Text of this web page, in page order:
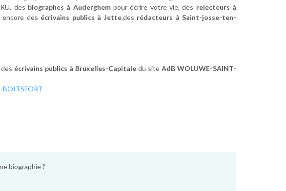
des biographes à Auderghempour écrire votre vie, des relecteurs à
des écrivains publics à Jette.des rédacteurs à Saint-josse-ten-
écrivains publics à Bruxelles-Capitaledu siteAdB WOLUWE-SAINT-
BOITSFORT
biographie ?